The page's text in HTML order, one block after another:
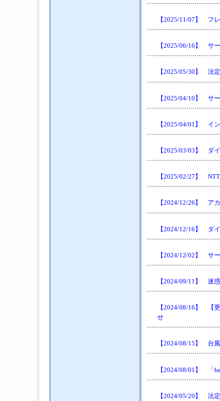
【2025/11/07】 フ
【2025/06/16】 サ
【2025/05/30】 法
【2025/04/10】 サ
【2025/04/01】 イ
【2025/03/03】 ダ
【2025/02/27】
【2024/12/26】 ア
【2024/12/16】 ダ
【2024/12/02】 サ
【2024/09/11】 迷
【2024/08/16】 【
せ
【2024/08/15】 台
【2024/08/01】 「
【2024/05/20】 法